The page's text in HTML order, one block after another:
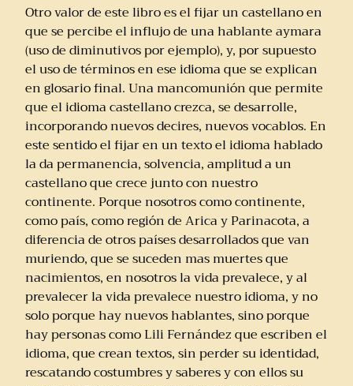
Otro valor de este libro es el fijar un castellano en
que se percibe el influjo de una hablante aymara
(uso de diminutivos por ejemplo), y, por supuesto
el uso de términos en ese idioma que se explican
en glosario final. Una mancomunión que permite
que el idioma castellano crezca, se desarrolle,
incorporando nuevos decires, nuevos vocablos. En
este sentido el fijar en un texto el idioma hablado
la da permanencia, solvencia, amplitud a un
castellano que crece junto con nuestro
continente. Porque nosotros como continente,
como país, como región de Arica y Parinacota, a
diferencia de otros países desarrollados que van
muriendo, que se suceden mas muertes que
nacimientos, en nosotros la vida prevalece, y al
prevalecer la vida prevalece nuestro idioma, y no
solo porque hay nuevos hablantes, sino porque
hay personas como Lili Fernández que escriben el
idioma, que crean textos, sin perder su identidad,
rescatando costumbres y saberes y con ellos su